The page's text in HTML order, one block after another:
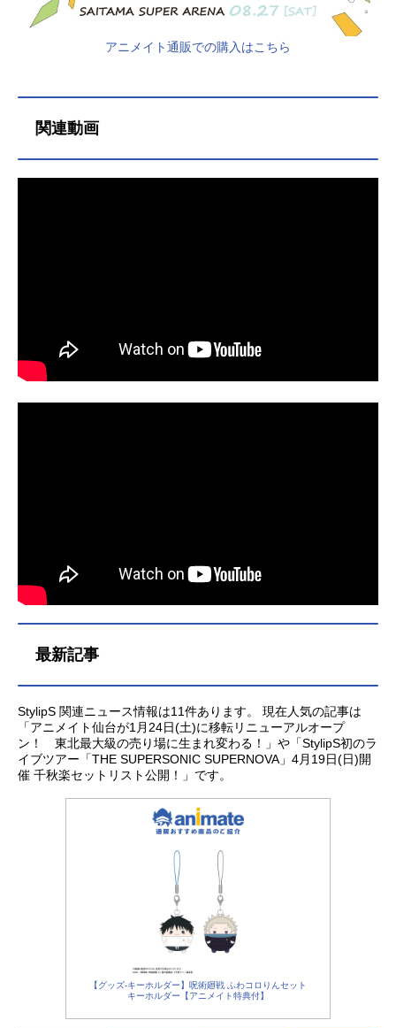
アニメイト通販での購入はこちら
関連動画
最新記事
StylipS 関連ニュース情報は11件あります。 現在人気の記事は
「アニメイト仙台が1月24日(土)に移転リニューアルオープ
ン！ 東北最大級の売り場に生まれ変わる！」や「StylipS初のラ
イブツアー「THE SUPERSONIC SUPERNOVA」4月19日(日)開
催 千秋楽セットリスト公開！」です。
【グッズ-キーホルダー】呪術廻戦 ふわコロりんセット
キーホルダー【アニメイト特典付】